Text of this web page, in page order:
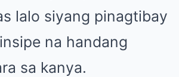
lalo siyang pinagtibay
na handang
sa kanya.